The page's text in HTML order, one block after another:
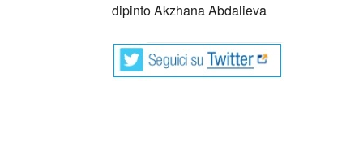
dipinto Akzhana Abdalieva